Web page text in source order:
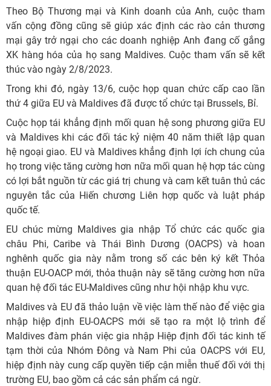
Theo Bộ Thương mại và Kinh doanh của Anh, cuộc tham
vấn cộng đồng cũng sẽ giúp xác định các rào cản thương
mại gây trở ngại cho các doanh nghiệp Anh đang cố gắng
XK hàng hóa của họ sang Maldives. Cuộc tham vấn sẽ kết
thúc vào ngày 2/8/2023.
Trong khi đó, ngày 13/6, cuộc họp quan chức cấp cao lần
thứ 4 giữa EU và Maldives đã được tổ chức tại Brussels, Bỉ.
Cuộc họp tái khẳng định mối quan hệ song phương giữa EU
và Maldives khi các đối tác kỷ niệm 40 năm thiết lập quan
hệ ngoại giao. EU và Maldives khẳng định lợi ích chung của
họ trong việc tăng cường hơn nữa mối quan hệ hợp tác cùng
có lợi bắt nguồn từ các giá trị chung và cam kết tuân thủ các
nguyên tắc của Hiến chương Liên hợp quốc và luật pháp
quốc tế.
EU chúc mừng Maldives gia nhập Tổ chức các quốc gia
châu Phi, Caribe và Thái Bình Dương (OACPS) và hoan
nghênh quốc gia này nằm trong số các bên ký kết Thỏa
thuận EU-OACP mới, thỏa thuận này sẽ tăng cường hơn nữa
quan hệ đối tác EU-Maldives cũng như hội nhập khu vực.
Maldives và EU đã thảo luận về việc làm thế nào để việc gia
nhập hiệp định EU-OACPS mới sẽ tạo ra một lộ trình để
Maldives đàm phán việc gia nhập Hiệp định đối tác kinh tế
tạm thời của Nhóm Đông và Nam Phi của OACPS với EU,
hiệp định này cung cấp quyền tiếp cận miễn thuế đối với thị
trường EU, bao gồm cả các sản phẩm cá ngừ.